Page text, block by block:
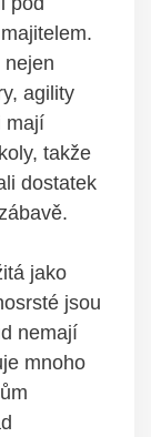
nejen
agility
mají
takže
dostatek
jako
jsou
nemají
mnoho